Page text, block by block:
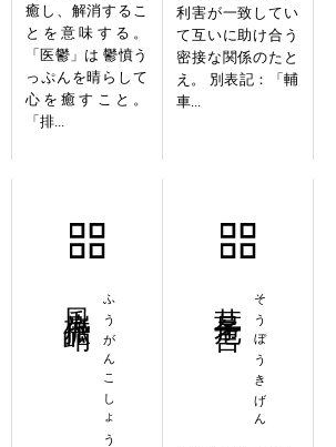
癒し、解消するこ
とを意味する。
「医鬱」は 鬱憤う
っぷんを晴らして
心を癒すこと。
「排...
利害が一致してい
て互いに助け合う
密接な関係のたと
え。 別表記：「輔
車...
ふうがんこしょう そうぼうきげん